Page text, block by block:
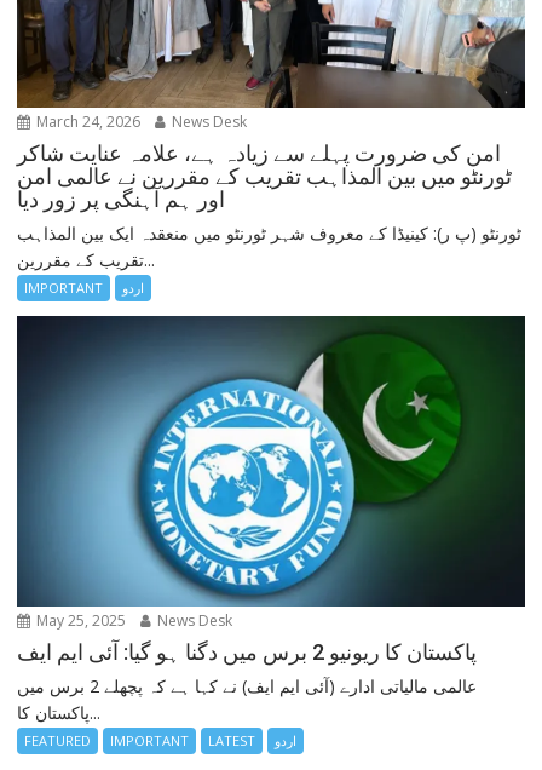
March 24, 2026 News Desk
امن کی ضرورت پہلے سے زیادہ ہے، علامہ عنایت شاکر
ٹورنٹو میں بین المذاہب تقریب کے مقررین نے عالمی امن
اور ہم آہنگی پر زور دیا
ٹورنٹو (پ ر): کینیڈا کے معروف شہر ٹورنٹو میں منعقدہ ایک بین المذاہب
تقریب کے مقررین...
IMPORTANT اردو
May 25, 2025 News Desk
پاکستان کا ریونیو 2 برس میں دگنا ہو گیا: آئی ایم ایف
عالمی مالیاتی ادارے (آئی ایم ایف) نے کہا ہے کہ پچھلے 2 برس میں
پاکستان کا...
FEATURED IMPORTANT LATEST اردو